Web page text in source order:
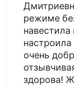
режиме
очень
здорова!